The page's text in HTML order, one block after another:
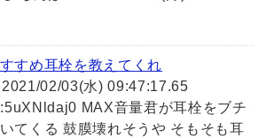
すめ耳栓を教えてくれ
2021/02/03(水) 09:47:17.65
MAX音量君が耳栓をブチ
てくる 鼓膜壊れそうや そもそも耳